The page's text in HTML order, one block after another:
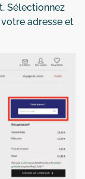
Sélectionnez
adresse et